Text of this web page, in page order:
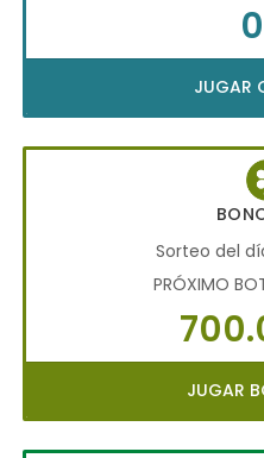
JUGAR
Sorteo del
PRÓXIMO
JUGAR